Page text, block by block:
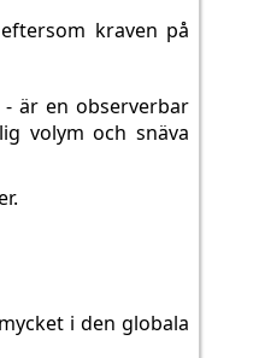
kraven på
är en observerbar
volym och snäva
i den globala